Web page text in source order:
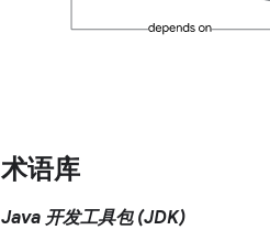
术语库
Java 开发工具包 (JDK)